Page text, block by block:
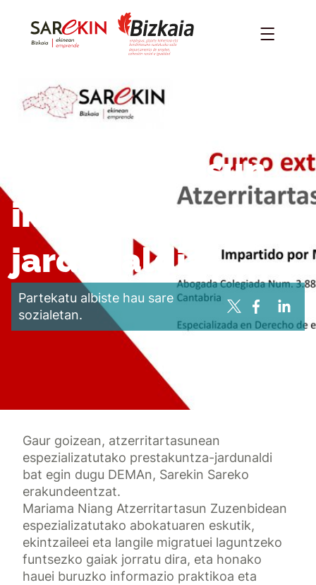
Atzerritartasun
ikastaro
jardunaldia
Partekatu albiste hau sare
sozialetan.
Gaur goizean, atzerritartasunean
espezializatutako prestakuntza-jardunaldi
bat egin dugu DEMAn, Sarekin Sareko
erakundeentzat.
Mariama Niang Atzerritartasun Zuzenbidean
espezializatutako abokatuaren eskutik,
ekintzaileei eta langile migratuei laguntzeko
funtsezko gaiak jorratu dira, eta honako
hauei buruzko informazio praktikoa eta